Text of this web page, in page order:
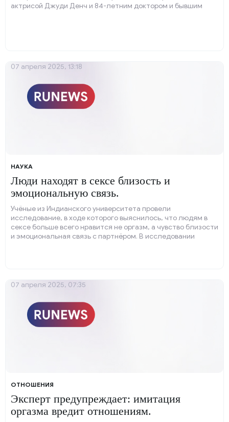
актрисой Джуди Денч и 84-летним доктором и бывшим
НАУКА
Люди находят в сексе близость и
эмоциональную связь.
Учёные из Индианского университета провели
исследование, в ходе которого выяснилось, что людям в
сексе больше всего нравится не оргазм, а чувство близости
и эмоциональная связь с партнёром. В исследовании
07 апреля 2025, 13:18
ОТНОШЕНИЯ
Эксперт предупреждает: имитация
оргазма вредит отношениям.
07 апреля 2025, 07:35